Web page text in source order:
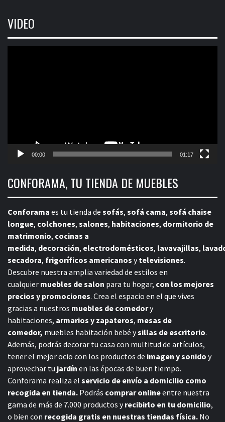
VIDEO
00:00 01:17
CONFORAMA, TU TIENDA DE MUEBLES
Conforama es tu tienda de sofás, sofá cama, sofá chaise
longue, colchones, salones, habitaciones, dormitorio de
matrimonio, cocinas a
medida, decoración, electrodomésticos, lavavajillas,
secadora, frigoríficos americanos ytelevisiones.
Descubre nuestra amplia variedad de estilos en
cualquier muebles de salon para tu hogar, con los mejores
precios y promociones. Crea el espacio en el que vives
gracias a nuestros muebles de comedory
habitaciones, armarios y zapateros, mesas de
comedor, muebles habitación bebé ysillas de escritorio.
Además, podrás decorar tu casa con multitud de artículos,
tener el mejor ocio con los productos de imagen y sonido y
aprovechar tu jardín en las épocas de buen tiempo.
Conforama realiza el servicio de envío a domicilio como
recogida en tienda. Podrás comprar onlineentre nuestra
gama de más de 7.000 productos yrecibirlo en tu domicilio,
o bien con recogida gratis en nuestras tiendas física. No